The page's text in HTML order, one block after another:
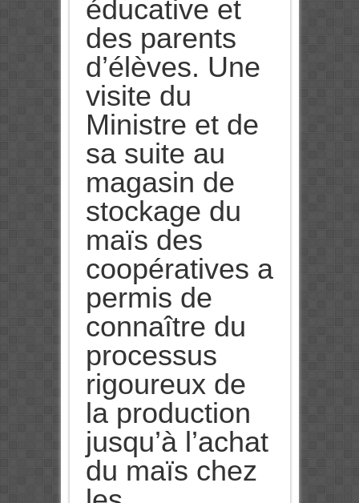
éducative et
des parents
d’élèves. Une
visite du
Ministre et de
sa suite au
magasin de
stockage du
maïs des
coopératives a
permis de
connaître du
processus
rigoureux de
la production
jusqu’à l’achat
du maïs chez